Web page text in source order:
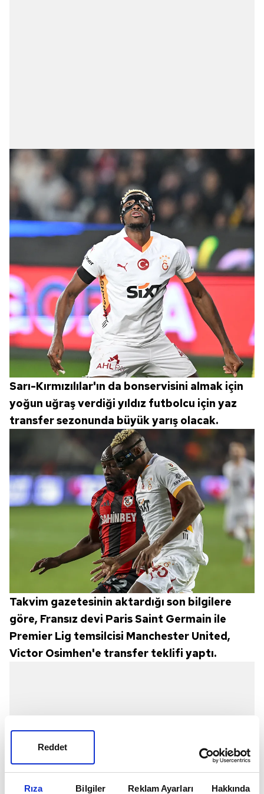
Rıza Bilgiler Reklam Ayarları Hakkında
Reddet
Sarı-Kırmızılılar'ın da bonservisini almak için
yoğun uğraş verdiği yıldız futbolcu için yaz
transfer sezonunda büyük yarış olacak.
Takvim gazetesinin aktardığı son bilgilere
göre, Fransız devi Paris Saint Germain ile
Premier Lig temsilcisi Manchester United,
Victor Osimhen'e transfer teklifi yaptı.